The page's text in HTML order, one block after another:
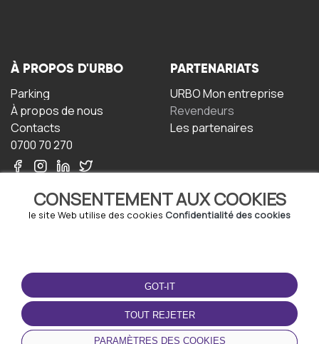
CONSENTEMENT AUX COOKIES
le site Web utilise des cookies Confidentialité des cookies
GOT-IT
TOUT REJETER
PARAMÈTRES DES COOKIES
À PROPOS D'URBO
Parking
À propos de nous
Contacts
0700 70 270
PARTENARIATS
URBO Mon entreprise
Revendeurs
Les partenaires
TERMS-OF-USE
Termes et conditions
Politique de confidentialité
Politique relative aux
cookies
TÉLÉCHARGEZ
L'APPLICATION